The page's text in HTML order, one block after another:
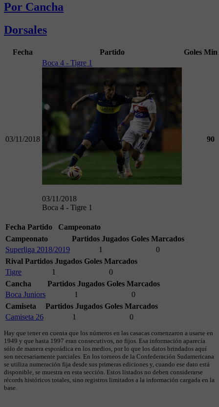
Por Cancha
Dorsales
Fecha Partido Goles Min
03/11/2018
Boca 4 - Tigre 1
03/11/2018
Boca 4 - Tigre 1
90
Fecha Partido
Campeonato
Campeonato
Partidos Jugados Goles Marcados
Superliga 2018/2019
1
0
Rival Partidos Jugados Goles Marcados
Tigre
1
0
Cancha
Partidos Jugados Goles Marcados
Boca Juniors
1
0
Camiseta
Partidos Jugados Goles Marcados
Camiseta 26
1 0
Hay que tener en cuenta que los números en las casacas comenzaron a usarse en
1949 y que hasta 1997 eran consecutivos, no fijos. Esa información aparecía
sólo de manera esporádica en los medios, por lo que los datos brindados aquí
son necesariamente parciales. En los torneos de la Confederación Sudamericana
se utiliza numeración fija desde sus primeras ediciones y, cuando ese dato está
disponible, se muestra en esta sección. Estos listados no deben considerarse
récords históricos totales, sino registros limitados a la información cargada en la
base.